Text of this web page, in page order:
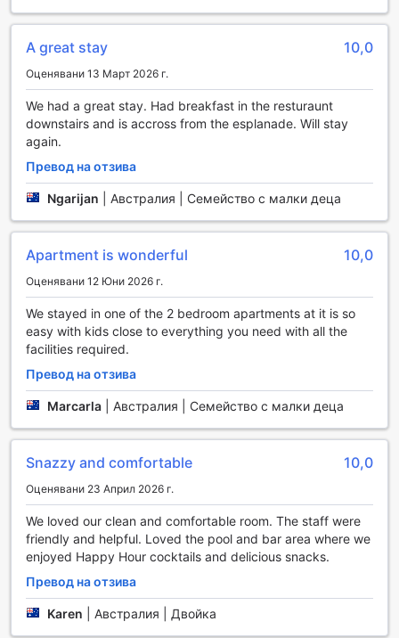
В Crystalbrook Bailey, разположен в сърцето на Кeрнс,
Австралия, удобствата за гостите са проектирани с
внимание към детайла, за да осигурят безпроблемен и
услуги за химическо чистене, които позволяват на
гостите да се насладят на свежи и чисти дрехи без
усилие. За допълнителна сигурност, сейфовете за
ценности са налични, осигурявайки спокойствие на
всички гости. Консиерж услугата е на разположение, за
да помогне с всякакви запитвания и да организира
незабравими преживявания в района.
Crystalbrook Bailey ще намерите безплатен Wi-Fi в
стаите и обществените зони, което ви позволява да
останете свързани по всяко време. Услугите за
експресно настаняване и напускане, както и
съхранението на багаж, правят вашето пътуване още
по-удобно. С ежедневното почистване на стаите,
си, знаейки, че всичко е подредено и чисто за вас.
Транспортни удобства в Crystalbrook Bailey
Crystalbrook Bailey в Кeрнс предлага изключителни
транспортни удобства, които ще направят вашето
пътуване удобно и безпроблемно. Хотелът разполага с
паркинг на място, където можете да оставите
автомобила си безопасно и удобно. За гостите, които
предпочитат самостоятелно паркиране,
предоставените съоръжения осигуряват лесен достъп
до вашето превозно средство, за да можете да се
насладите на изследването на околността без
притеснения.
A great stay 10,0
Оценявани 13 Март 2026 г.
We had a great stay. Had breakfast in the resturaunt
downstairs and is accross from the esplanade. Will stay
again.
Превод на отзива
Ngarijan Австралия | Семейство с малки деца
Apartment is wonderful 10,0
Оценявани 12 Юни 2026 г.
We stayed in one of the 2 bedroom apartments at it is so
easy with kids close to everything you need with all the
facilities required.
Превод на отзива
Marcarla Австралия | Семейство с малки деца
Snazzy and comfortable 10,0
Оценявани 23 Април 2026 г.
We loved our clean and comfortable room. The staff were
friendly and helpful. Loved the pool and bar area where we
enjoyed Happy Hour cocktails and delicious snacks.
Превод на отзива
Karen Австралия | Двойка